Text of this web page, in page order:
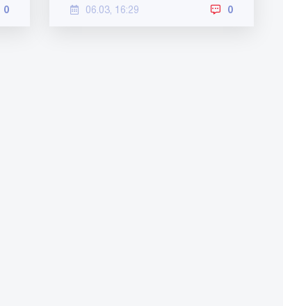
0 06.03, 16:29 0